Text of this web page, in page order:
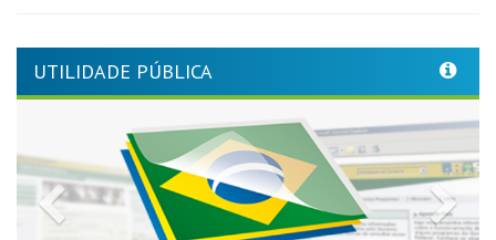
UTILIDADE PÚBLICA
Previous